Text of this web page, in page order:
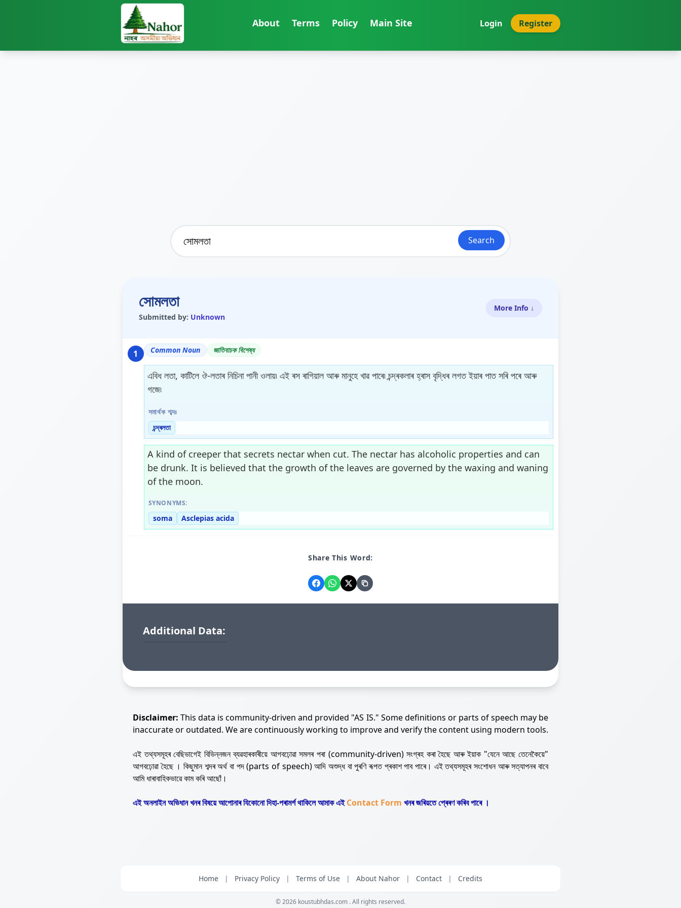
About Terms Policy Main Site Login Register
Search
সোমলতা
Submitted by: Unknown
More Info ↓
1 Common Noun জাতিবাচক বিশেষ্য
এবিধ লতা, কাটিলে ঔ-লতাৰ নিচিনা পানী ওলায়৷ এই ৰস ৰাগিয়াল আৰু মানুহে খাৱ পাৰে৷ চন্দ্ৰকলাৰ হ্ৰাস বৃদ্ধিৰ লগত ইয়াৰ পাত সৰি পৰে আৰু
গজে৷
সমাৰ্থক শব্দঃ
চন্দ্ৰলতা
A kind of creeper that secrets nectar when cut. The nectar has alcoholic properties and can
be drunk. It is believed that the growth of the leaves are governed by the waxing and waning
of the moon.
SYNONYMS:
soma Asclepias acida
Share This Word:
Additional Data:
Disclaimer: This data is community-driven and provided "AS IS." Some definitions or parts of speech may be
inaccurate or outdated. We are continuously working to improve and verify the content using modern tools.
এই তথ্যসমূহৰ বেছিভাগেই বিভিন্নজন ব্যৱহাৰকাৰীয়ে আগবঢ়োৱা সমলৰ পৰা (community-driven) সংগ্ৰহ কৰা হৈছে আৰু ইয়াক "যেনে আছে তেনেকৈয়ে"
আগবঢ়োৱা হৈছে । কিছুমান শব্দৰ অৰ্থ বা পদ (parts of speech) আদি অশুদ্ধ বা পুৰণি ৰূপত প্ৰকাশ পাব পাৰে। এই তথ্যসমূহৰ সংশোধন আৰু সত্যাপনৰ বাবে
আমি ধাৰাবাহিকভাৱে কাম কৰি আছোঁ।
এই অনলাইন অভিধান খনৰ বিষয়ে আপোনাৰ যিকোনো দিহা-পৰামৰ্শ থাকিলে আমাক এইContact Form খনৰ জৰিয়তে প্ৰেৰণ কৰিব পাৰে ।
Home | Privacy Policy | Terms of Use | About Nahor | Contact | Credits
© 2026 koustubhdas.com . All rights reserved.